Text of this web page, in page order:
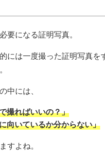
要になる証明写真。
には一度撮った証明写真
中には、
撮ればいいの？」
向いているか分からない」
すよね。